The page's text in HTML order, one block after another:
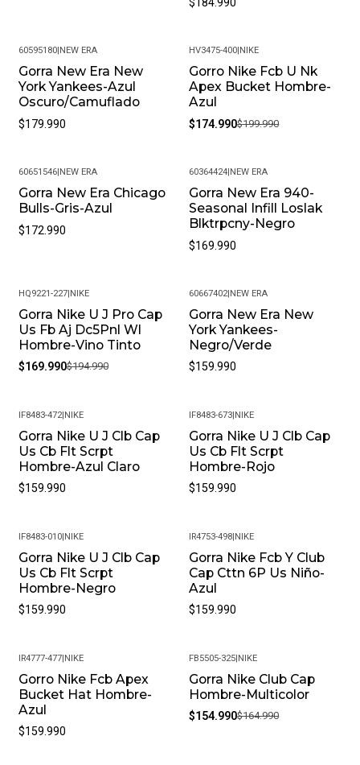
60595180| NEW ERA
Gorra New Era New
York Yankees-Azul
Oscuro/Camuflado
$179.990
-13%
HV3475-400 NIKE
Gorro Nike Fcb U Nk
Apex Bucket Hombre-
Azul
$174.990$199.990
60651546| NEW ERA
Gorra New Era Chicago
Bulls-Gris-Azul
$172.990
60364424 NEW ERA
Gorra New Era 940-
Seasonal Infill Loslak
Blktrpcny-Negro
$169.990
-13%
HQ9221-227| NIKE
Gorra Nike U J Pro Cap
Us Fb Aj Dc5Pnl Wl
Hombre-Vino Tinto
$169.990$194.990
60667402| NEW ERA
Gorra New Era New
York Yankees-
Negro/Verde
$159.990
IF8483-472| NIKE
Gorra Nike U J Clb Cap
Us Cb Flt Scrpt
Hombre-Azul Claro
$159.990
IF8483-673 NIKE
Gorra Nike U J Clb Cap
Us Cb Flt Scrpt
Hombre-Rojo
$159.990
IF8483-010| NIKE
Gorra Nike U J Clb Cap
Us Cb Flt Scrpt
Hombre-Negro
$159.990
IR4753-498 NIKE
Gorra Nike Fcb Y Club
Cap Cttn 6P Us Niño-
Azul
$159.990
IR4777-477| NIKE
Gorro Nike Fcb Apex
Bucket Hat Hombre-
Azul
$159.990
-6%
FB5505-325 NIKE
Gorra Nike Club Cap
Hombre-Multicolor
$154.990$164.990